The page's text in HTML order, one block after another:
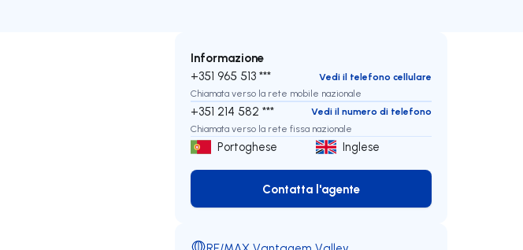
Informazione
+351 965 513 ***
Vedi il telefono cellulare
Chiamata verso la rete mobile nazionale
+351 214 582 ***
Vedi il numero di telefono
Chiamata verso la rete fissa nazionale
Portoghese Inglese
Contatta l'agente
Contatta l'agente